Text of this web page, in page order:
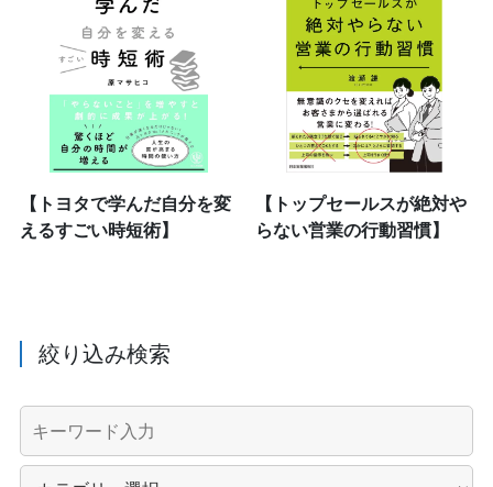
【トヨタで学んだ自分を変
えるすごい時短術】
【トップセールスが絶対や
らない営業の行動習慣】
絞り込み検索